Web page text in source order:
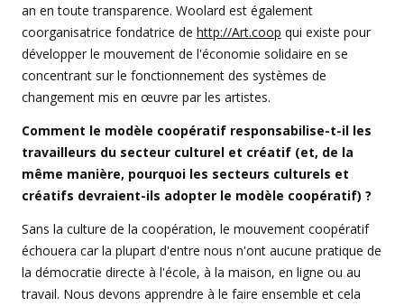
an en toute transparence. Woolard est également
coorganisatrice fondatrice de http://Art.coop qui existe pour
développer le mouvement de l'économie solidaire en se
concentrant sur le fonctionnement des systèmes de
changement mis en œuvre par les artistes.
Comment le modèle coopératif responsabilise-t-il les
travailleurs du secteur culturel et créatif (et, de la
même manière, pourquoi les secteurs culturels et
créatifs devraient-ils adopter le modèle coopératif) ?
Sans la culture de la coopération, le mouvement coopératif
échouera car la plupart d'entre nous n'ont aucune pratique de
la démocratie directe à l'école, à la maison, en ligne ou au
travail. Nous devons apprendre à le faire ensemble et cela